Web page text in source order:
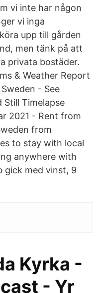
vi inte har någon
vi inga
upp till gården
men tänk på att
privata bostäder.
& Weather Report
- See
Still Timelapse
2021 - Rent from
from
to stay with local
anywhere with
gick med vinst, 9
Kyrka -
- Yr